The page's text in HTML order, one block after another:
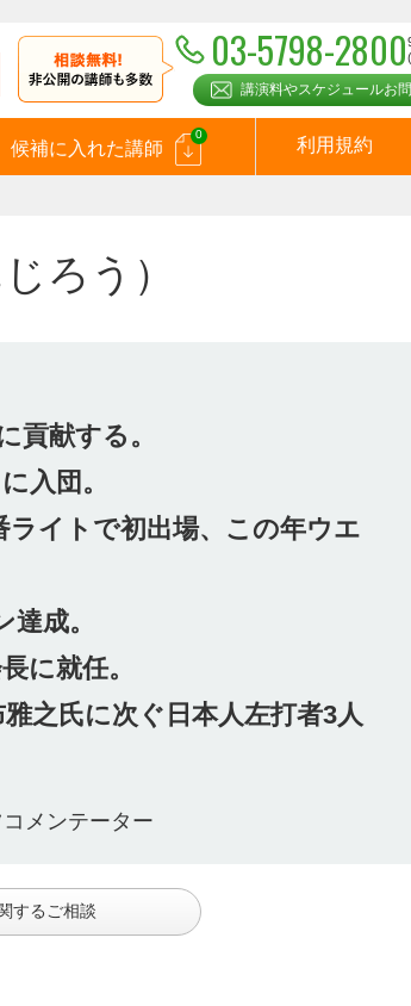
03-5798-2800
講演料やスケジュールお
候補に入れた講師
0
利用規約
ろう）
貢献する。
入団。
ライトで初出場、この年ウエ
成。
に就任。
之氏に次ぐ日本人左打者3人
メンテーター
するご相談